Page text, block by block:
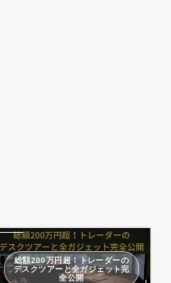
総額200万円超！トレーダーの
デスクツアーと全ガジェット完
全公開